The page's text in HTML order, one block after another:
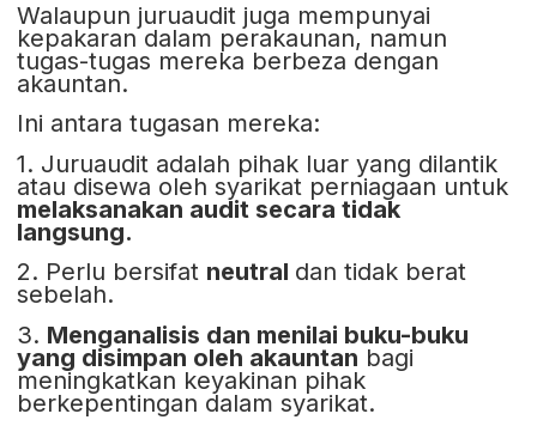
Walaupun juruaudit juga mempunyai
kepakaran dalam perakaunan, namun
tugas-tugas mereka berbeza dengan
akauntan.
Ini antara tugasan mereka:
1. Juruaudit adalah pihak luar yang dilantik
atau disewa oleh syarikat perniagaan untuk
melaksanakan audit secara tidak
langsung.
2. Perlu bersifat neutral dan tidak berat
sebelah.
3. Menganalisis dan menilai buku-buku
yang disimpan oleh akauntan bagi
meningkatkan keyakinan pihak
berkepentingan dalam syarikat.